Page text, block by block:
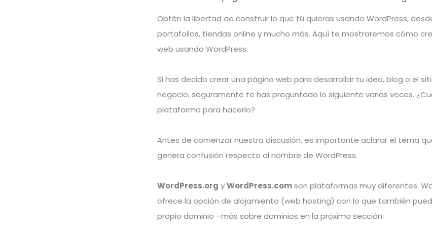
Obtén la libertad de construir lo que tú quieras usando WordPress,
portafolios, tiendas online y mucho más. Aquí te mostraremos cómo
web usando WordPress.
Si has decido crear una página web para desarrollar tu idea, blog o el
negocio, seguramente te has preguntado lo siguiente varias veces.
plataforma para hacerlo?
Antes de comenzar nuestra discusión, es importante aclarar el tema
genera confusión respecto al nombre de WordPress.
WordPress.org yWordPress.comson plataformas muy diferentes.
ofrece la opción de alojamiento (web hosting) con lo que también
propio dominio –más sobre dominios en la próxima sección.